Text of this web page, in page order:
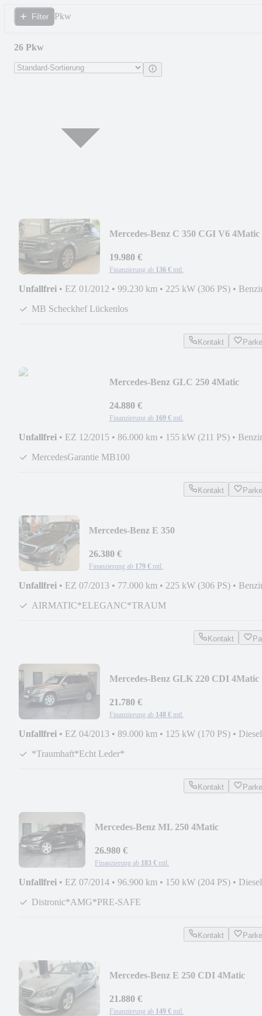
Filter Pkw
26 Pkw
Mercedes-Benz C 350 CGI V6 4Matic
19.980 €
Finanzierung ab 136 € mtl.
Unfallfrei • EZ 01/2012 • 99.230 km • 225 kW (306 PS) •
MB Scheckhef Lückenlos
Kontakt
Mercedes-Benz GLC 250 4Matic
24.880 €
Finanzierung ab 169 € mtl.
Unfallfrei • EZ 12/2015 • 86.000 km • 155 kW (211 PS) •
MercedesGarantie MB100
Kontakt
Mercedes-Benz E 350
26.380 €
Finanzierung ab 179 € mtl.
Unfallfrei • EZ 07/2013 • 77.000 km • 225 kW (306 PS) •
AIRMATIC*ELEGANC*TRAUM
Kontakt
Mercedes-Benz GLK 220 CDI 4Matic
21.780 €
Finanzierung ab 148 € mtl.
Unfallfrei • EZ 04/2013 • 89.000 km • 125 kW (170 PS) • Diesel
*Traumhaft*Echt Leder*
Kontakt
Mercedes-Benz ML 250 4Matic
26.980 €
Finanzierung ab 183 € mtl.
Unfallfrei • EZ 07/2014 • 96.900 km • 150 kW (204 PS) • Diesel
Distronic*AMG*PRE-SAFE
Kontakt
Mercedes-Benz E 250 CDI 4Matic
21.880 €
Finanzierung ab 149 € mtl.